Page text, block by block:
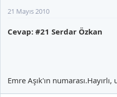
21 Mayıs 2010
Cevap: #21 Serdar Özkan
Emre Aşık'ın